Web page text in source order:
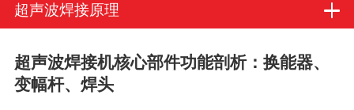
超声波焊接原理
超声波焊接机核心部件功能剖析：换能器、
变幅杆、焊头